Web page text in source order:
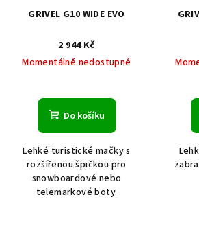
GRIVEL G10 WIDE EVO
2 944 Kč
Momentálně nedostupné
Do košíku
Lehké turistické mačky s
rozšířenou špičkou pro
snowboardové nebo
telemarkové boty.